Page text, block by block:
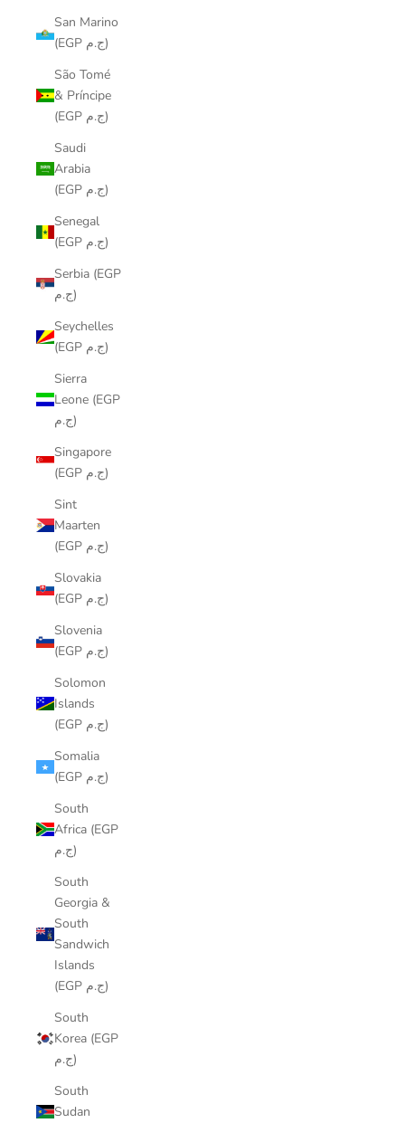
San Marino
(EGP ج.م)
São Tomé
& Príncipe
(EGP ج.م)
Saudi
Arabia
(EGP ج.م)
Senegal
(EGP ج.م)
Serbia (EGP
ج.م)
Seychelles
(EGP ج.م)
Sierra
Leone (EGP
ج.م)
Singapore
(EGP ج.م)
Sint
Maarten
(EGP ج.م)
Slovakia
(EGP ج.م)
Slovenia
(EGP ج.م)
Solomon
Islands
(EGP ج.م)
Somalia
(EGP ج.م)
South
Africa (EGP
ج.م)
South
Georgia &
South
Sandwich
Islands
(EGP ج.م)
South
Korea (EGP
ج.م)
South
Sudan